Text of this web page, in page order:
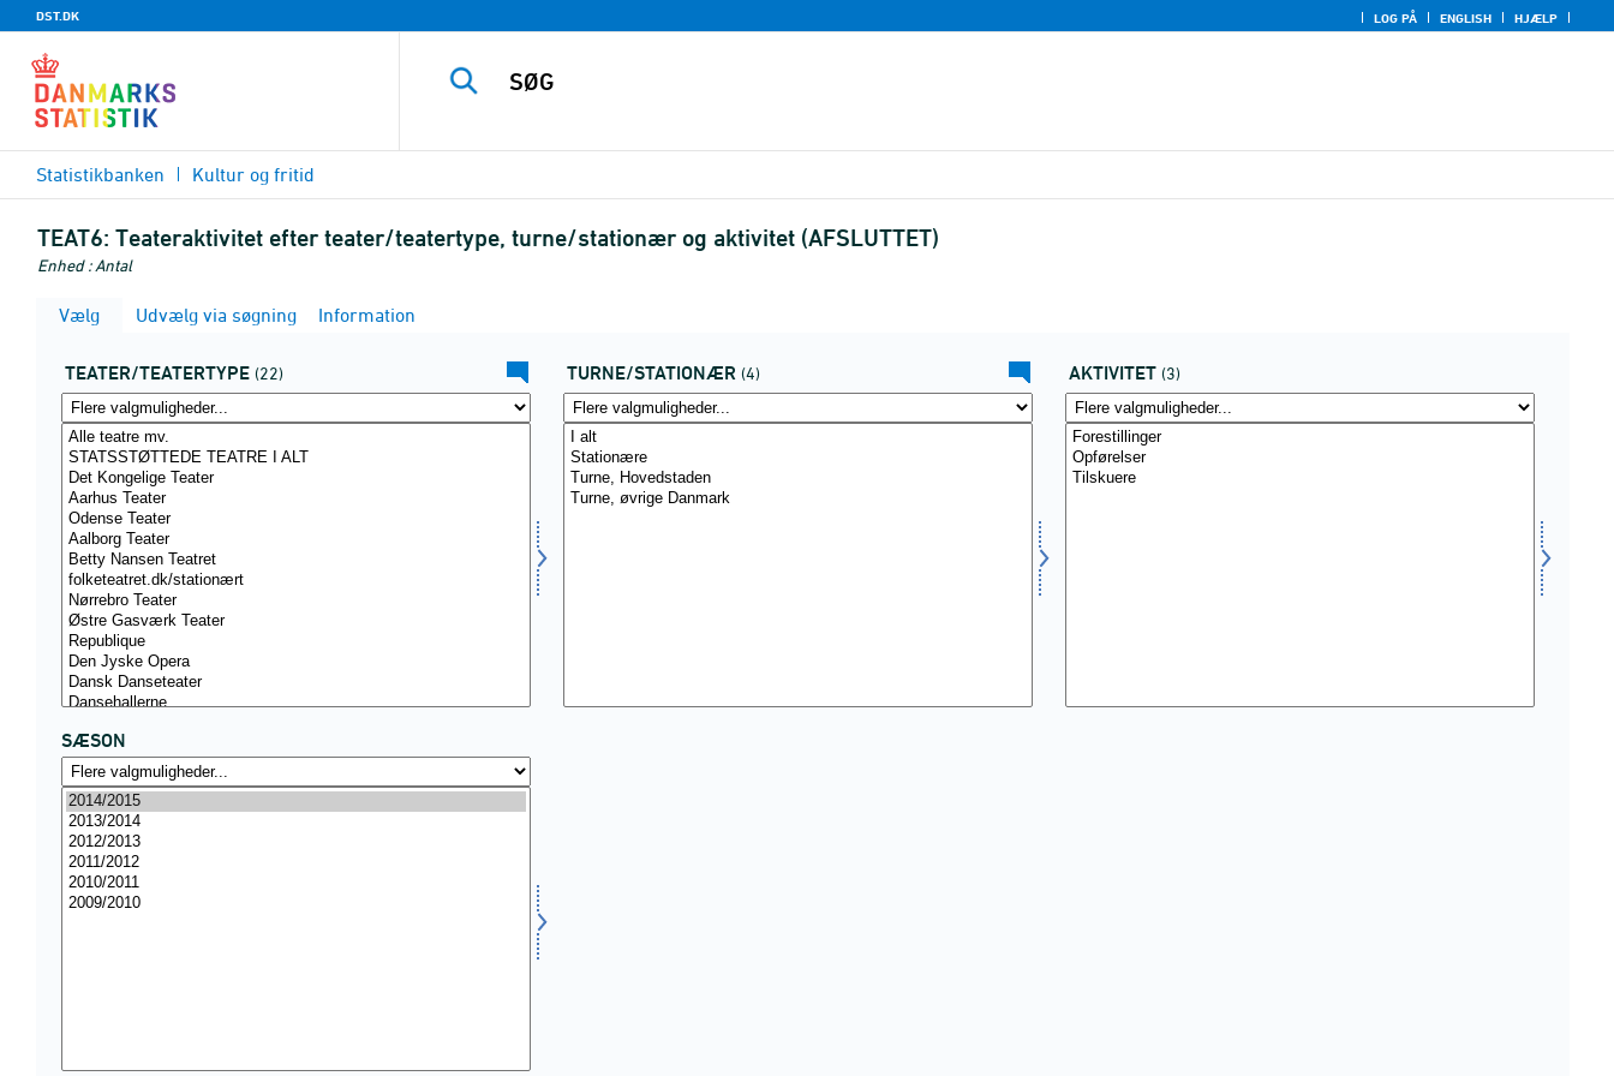
DST.DK LOG PÅ ENGLISH HJÆLP
Statistikbanken Kultur og fritid
TEAT6: Teateraktivitet efter teater/teatertype, turne/stationær og aktivitet (AFSLUTTET)
Enhed : Antal
Vælg Udvælg via søgning Information
TEATER/TEATERTYPE (22) TURNE/STATIONÆR (4) AKTIVITET (3)
SÆSON